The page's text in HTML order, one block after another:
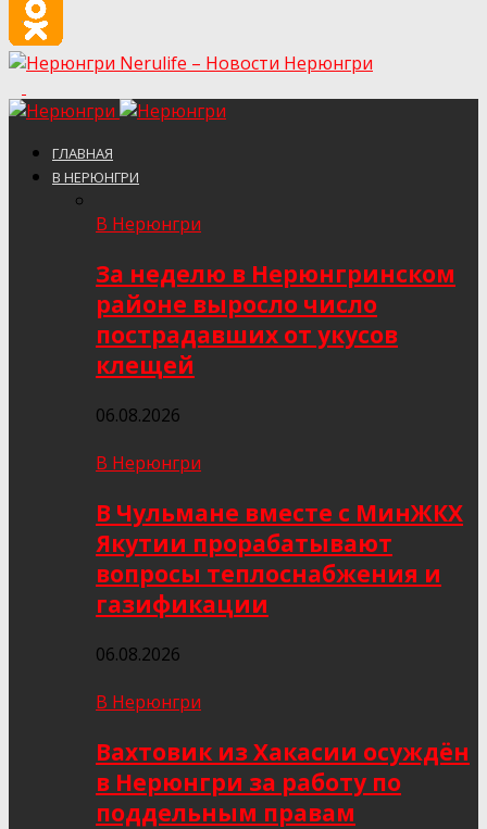
Nerulife – Новости Нерюнгри
ГЛАВНАЯ
В НЕРЮНГРИ
В Нерюнгри
За неделю в Нерюнгринском
районе выросло число
пострадавших от укусов
клещей
06.08.2026
В Нерюнгри
В Чульмане вместе с МинЖКХ
Якутии прорабатывают
вопросы теплоснабжения и
газификации
06.08.2026
В Нерюнгри
Вахтовик из Хакасии осуждён
в Нерюнгри за работу по
поддельным правам